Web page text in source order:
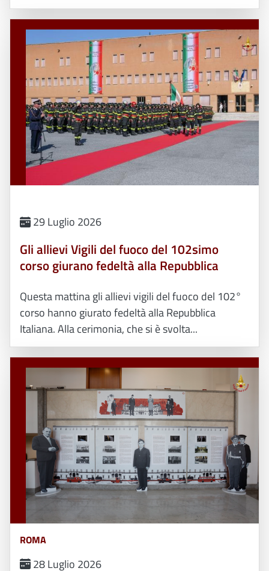
29 Luglio 2026
Gli allievi Vigili del fuoco del 102simo
corso giurano fedeltà alla Repubblica
Questa mattina gli allievi vigili del fuoco del 102°
corso hanno giurato fedeltà alla Repubblica
Italiana. Alla cerimonia, che si è svolta...
ROMA
28 Luglio 2026